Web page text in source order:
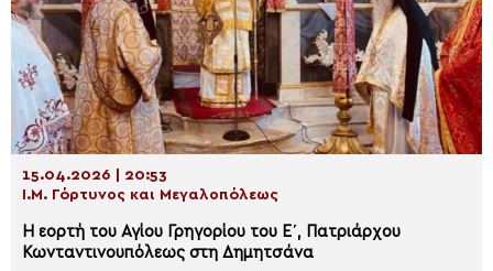
15.04.2026 | 20:53
Ι.Μ. Γόρτυνος και Μεγαλοπόλεως
Η εορτή του Αγίου Γρηγορίου του Ε΄, Πατριάρχου
Κωνταντινουπόλεως στη Δημητσάνα